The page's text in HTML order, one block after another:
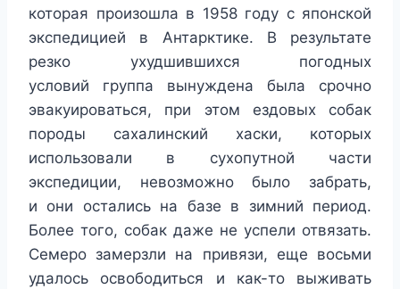
которая произошла в 1958 году с японской
экспедицией в Антарктике. В результате
резко ухудшившихся погодных
условий группа вынуждена была срочно
эвакуироваться, при этом ездовых собак
породы сахалинский хаски, которых
использовали в сухопутной части
экспедиции, невозможно было забрать,
и они остались на базе в зимний период.
Более того, собак даже не успели отвязать.
Семеро замерзли на привязи, еще восьми
удалось освободиться и как-то выживать